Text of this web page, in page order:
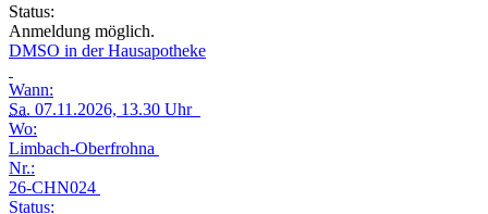
Status:
Anmeldung möglich.
DMSO in der Hausapotheke
Wann:
Sa. 07.11.2026, 13.30 Uhr
Wo:
Limbach-Oberfrohna
Nr.:
26-CHN024
Status: